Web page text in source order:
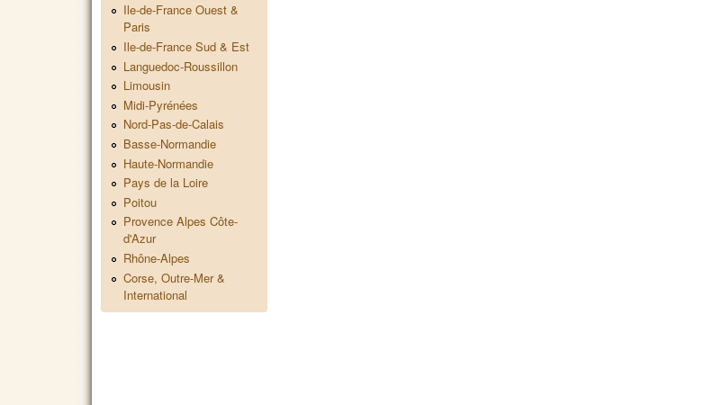
Ile-de-France Ouest &
Paris
Ile-de-France Sud & Est
Languedoc-Roussillon
Limousin
Midi-Pyrénées
Nord-Pas-de-Calais
Basse-Normandie
Haute-Normandie
Pays de la Loire
Poitou
Provence Alpes Côte-
d'Azur
Rhône-Alpes
Corse, Outre-Mer &
International